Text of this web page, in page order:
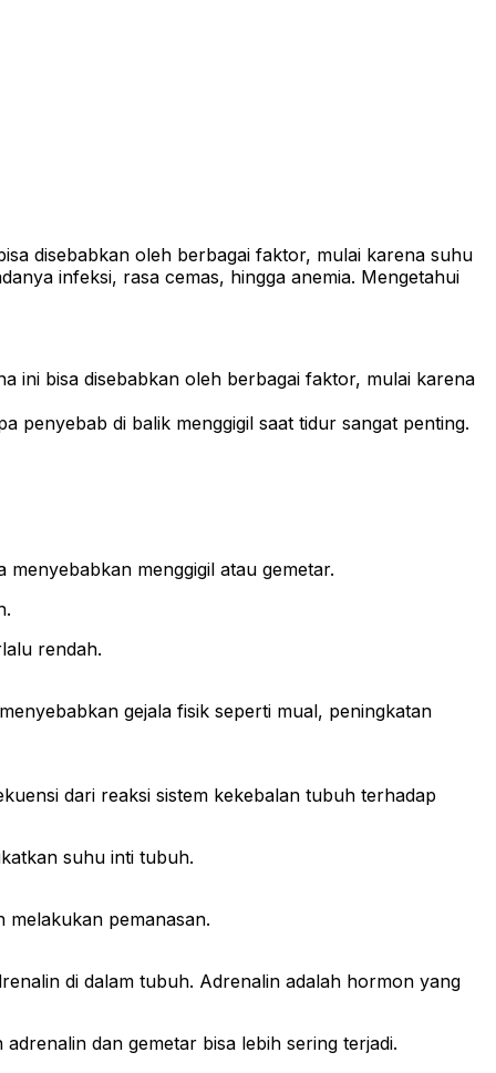
disebabkan oleh berbagai faktor, mulai karena suhu
infeksi, rasa cemas, hingga anemia. Mengetahui
ini bisa disebabkan oleh berbagai faktor, mulai karena
penyebab di balik menggigil saat tidur sangat penting.
menggigil atau gemetar.
rendah.
gejala fisik seperti mual, peningkatan
dari reaksi sistem kekebalan tubuh terhadap
suhu inti tubuh.
melakukan pemanasan.
di dalam tubuh. Adrenalin adalah hormon yang
dan gemetar bisa lebih sering terjadi.